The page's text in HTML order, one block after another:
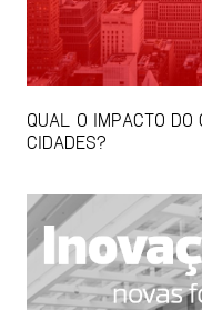
QUAL O IMPACTO DO
CIDADES?